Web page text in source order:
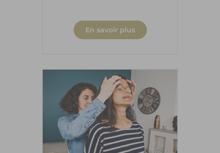
En savoir plus